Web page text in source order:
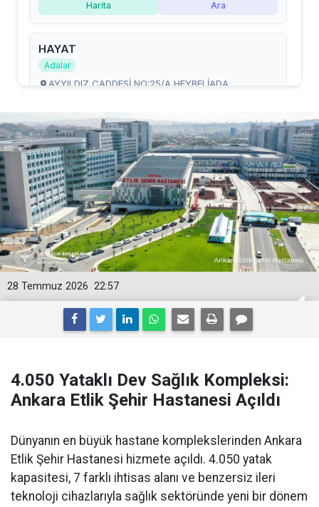
22:57
28 Temmuz 2026
4.050 Yataklı Dev Sağlık Kompleksi:
Ankara Etlik Şehir Hastanesi Açıldı
Dünyanın en büyük hastane komplekslerinden Ankara
Etlik Şehir Hastanesi hizmete açıldı. 4.050 yatak
kapasitesi, 7 farklı ihtisas alanı ve benzersiz ileri
teknoloji cihazlarıyla sağlık sektöründe yeni bir dönem